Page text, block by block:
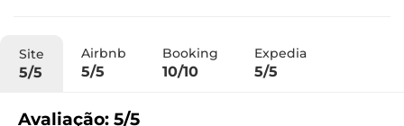
Site
5/5
Airbnb
5/5
Booking
10/10
Expedia
5/5
Avaliação: 5/5